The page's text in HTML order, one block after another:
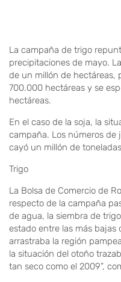
La campaña de trigo
precipitaciones de mayo.
de un millón de hectáreas,
700.000 hectáreas y se
hectáreas.
En el caso de la soja, la
campaña. Los números de
cayó un millón de
Trigo
La Bolsa de Comercio de
respecto de la campaña
de agua, la siembra de
estado entre las más bajas
arrastraba la región
la situación del otoño
tan seco como el 2009”,